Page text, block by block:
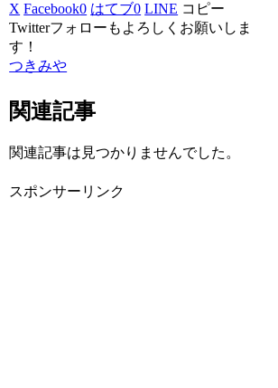
X Facebook0 はてブ0 LINE コピー
Twitterフォローもよろしくお願いしま
す！
つきみや
関連記事
関連記事は見つかりませんでした。
スポンサーリンク